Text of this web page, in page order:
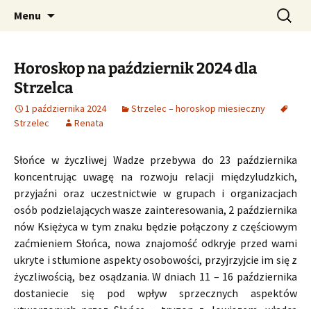
CzaroMarowy horoskop
dzienny, miesięczny i
tygodniowy
Profesjonalne przepowiednie astrologiczne
Menu Szukaj:
Horoskop na październik 2024 dla
Strzelca
1 października 2024
Strzelec – horoskop miesieczny
Strzelec
Renata
Słońce w życzliwej Wadze przebywa do 23 października
koncentrując uwagę na rozwoju relacji międzyludzkich,
przyjaźni oraz uczestnictwie w grupach i organizacjach
osób podzielających wasze zainteresowania, 2 października
nów Księżyca w tym znaku będzie połączony z częściowym
zaćmieniem Słońca, nowa znajomość odkryje przed wami
ukryte i stłumione aspekty osobowości, przyjrzyjcie im się z
życzliwością, bez osądzania. W dniach 11 – 16 października
dostaniecie się pod wpływ sprzecznych aspektów